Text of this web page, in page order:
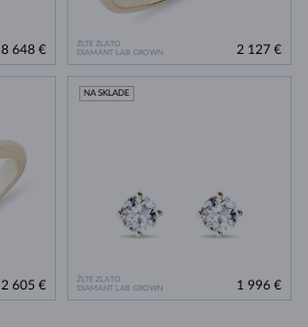
8 648 €
ŽLTÉ ZLATO
DIAMANT LAB GROWN
2 127 €
2 605 €
ŽLTÉ ZLATO
DIAMANT LAB GROWN
NA SKLADE
1 996 €